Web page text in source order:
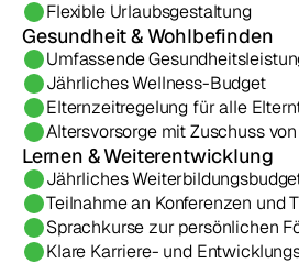
Flexible Urlaubsgestaltung
Gesundheit & Wohlbefinden
Umfassende
Jährliches Wellness-Budget
Elternzeitregelung für alle
Altersvorsorge mit Zuschuss
Lernen & Weiterentwicklung
Jährliches
Teilnahme an Konferenzen und
Sprachkurse zur persönlichen
Klare Karriere- und